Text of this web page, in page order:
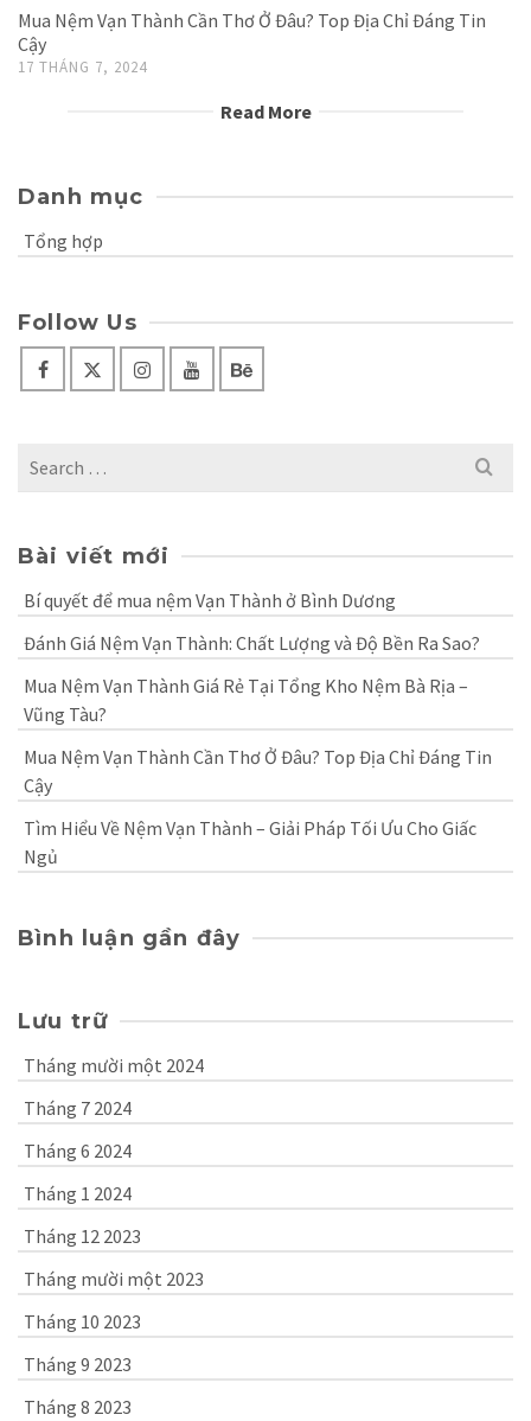
Mua Nệm Vạn Thành Cần Thơ Ở Đâu? Top Địa Chỉ Đáng Tin
Cậy
17 THÁNG 7, 2024
Read More
Danh mục
Tổng hợp
Follow Us
Search
Bài viết mới
Bí quyết để mua nệm Vạn Thành ở Bình Dương
Đánh Giá Nệm Vạn Thành: Chất Lượng và Độ Bền Ra Sao?
Mua Nệm Vạn Thành Giá Rẻ Tại Tổng Kho Nệm Bà Rịa –
Vũng Tàu?
Mua Nệm Vạn Thành Cần Thơ Ở Đâu? Top Địa Chỉ Đáng Tin
Cậy
Tìm Hiểu Về Nệm Vạn Thành – Giải Pháp Tối Ưu Cho Giấc
Ngủ
Bình luận gần đây
Lưu trữ
Tháng mười một 2024
Tháng 7 2024
Tháng 6 2024
Tháng 1 2024
Tháng 12 2023
Tháng mười một 2023
Tháng 10 2023
Tháng 9 2023
Tháng 8 2023